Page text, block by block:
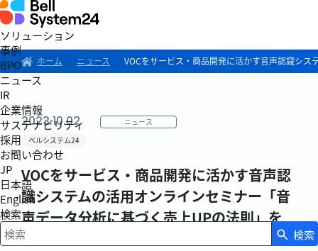
ソリューション
事例
BPO
ニュース
IR
企業情報
サステナビリティ
採用
お問い合わせ
JP
日本語
English
検索
検索キーワード入力
検索
ホーム ニュース VOCをサービス・商品開発に活かす音声認識シ
2023.10.02
ニュース
ベルシステム24
VOCをサービス・商品開発に活かす音声認
識システムの活用オンラインセミナー「音
声データ分析に基づく売上UPの法則」を
10月6日（金）に開催